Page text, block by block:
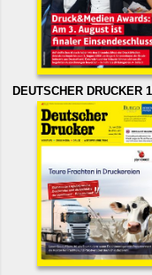
DEUTSCHER DRUCKER